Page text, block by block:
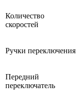
Количество
скоростей
Ручки переключения
Передний
переключатель